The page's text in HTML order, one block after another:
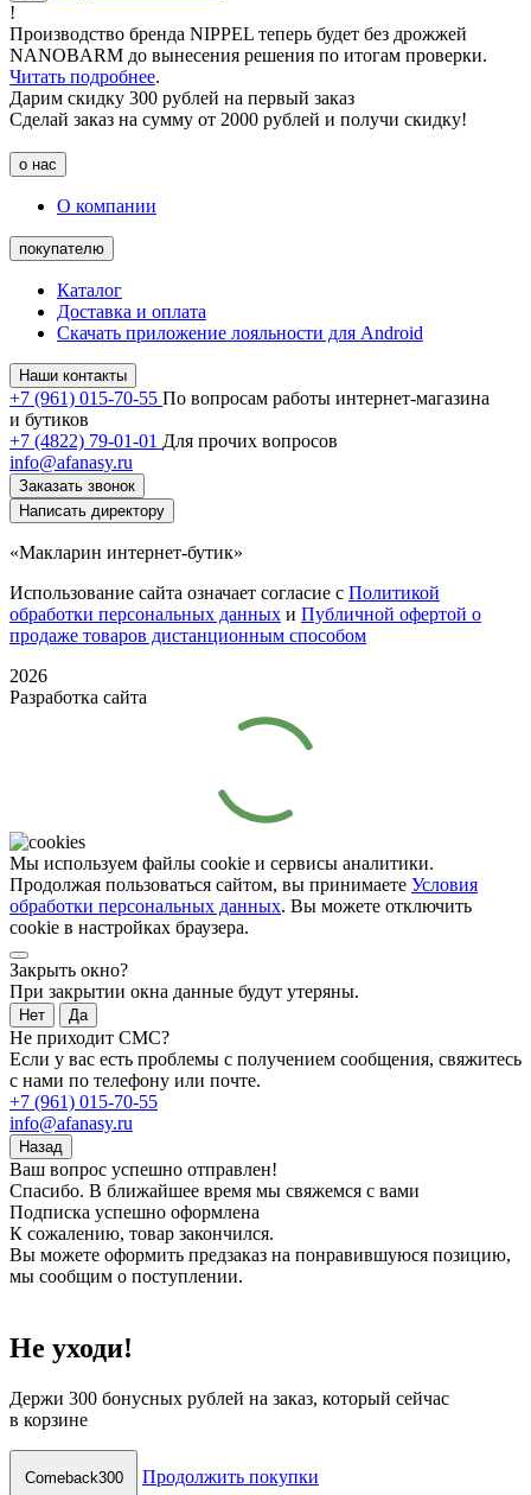
!
Производство бренда NIPPEL теперь будет без дрожжей
NANOBARM до вынесения решения по итогам проверки.
Читать подробнее.
Дарим скидку 300 рублей на первый заказ
Сделай заказ на сумму от 2000 рублей и получи скидку!
о нас
О компании
покупателю
Каталог
Доставка и оплата
Скачать приложение лояльности для Android
Наши контакты
+7 (961) 015-70-55 По вопросам работы интернет-магазина
и бутиков
+7 (4822) 79-01-01 Для прочих вопросов
info@afanasy.ru
Заказать звонок
Написать директору
«Макларин интернет-бутик»
Использование сайта означает согласие с Политикой
обработки персональных данных и Публичной офертой о
продаже товаров дистанционным способом
2026
Разработка сайта
Мы используем файлы cookie и сервисы аналитики.
Продолжая пользоваться сайтом, вы принимаете Условия
обработки персональных данных. Вы можете отключить
cookie в настройках браузера.
Закрыть окно?
При закрытии окна данные будут утеряны.
Нет Да
Не приходит СМС?
Если у вас есть проблемы с получением сообщения, свяжитесь
с нами по телефону или почте.
+7 (961) 015-70-55
info@afanasy.ru
Назад
Ваш вопрос успешно отправлен!
Спасибо. В ближайшее время мы свяжемся с вами
Подписка успешно оформлена
К сожалению, товар закончился.
Вы можете оформить предзаказ на понравившуюся позицию,
мы сообщим о поступлении.
Не уходи!
Держи 300 бонусных рублей на заказ, который сейчас
в корзине
Comeback300 Продолжить покупки